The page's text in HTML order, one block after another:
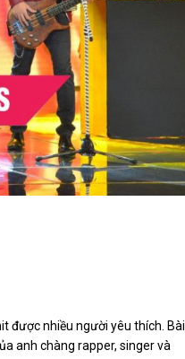
được nhiều người yêu thích. Bài
anh chàng rapper, singer và